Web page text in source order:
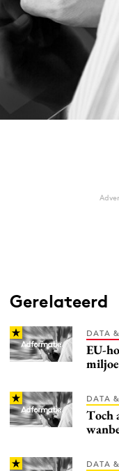
Gerelateerd
DATA
EU-
DATA
Toch
DATA